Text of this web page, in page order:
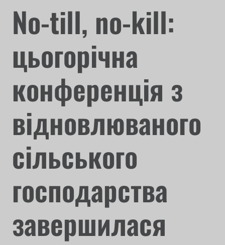
No-till, no-kill:
цьогорічна
конференція з
відновлюваного
сільського
господарства
завершилася